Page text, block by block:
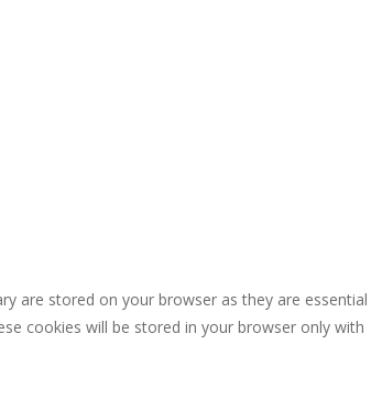
are stored on your browser as they are essential
cookies will be stored in your browser only with